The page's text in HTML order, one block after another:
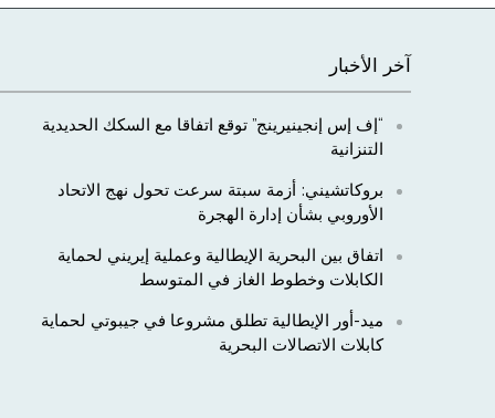
آخر الأخبار
“إف إس إنجينيرينج” توقع اتفاقا مع السكك الحديدية
التنزانية
بروكاتشيني: أزمة سبتة سرعت تحول نهج الاتحاد
الأوروبي بشأن إدارة الهجرة
اتفاق بين البحرية الإيطالية وعملية إيريني لحماية
الكابلات وخطوط الغاز في المتوسط
ميد-أور الإيطالية تطلق مشروعا في جيبوتي لحماية
كابلات الاتصالات البحرية